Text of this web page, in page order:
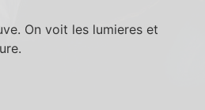
On voit les lumieres et